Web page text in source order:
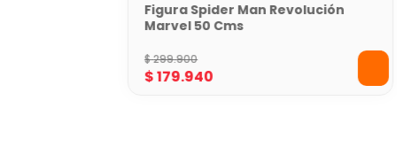
Figura Spider Man Revolución
Marvel 50 Cms
$299.900
$179.940